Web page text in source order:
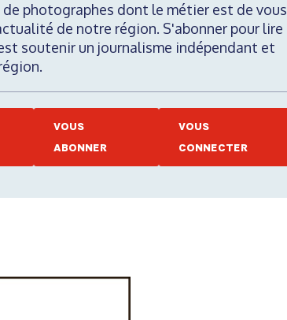
photographes dont le métier est de vous
de notre région. S'abonner pour lire
soutenir un journalisme indépendant et
VOUS
ABONNER
VOUS
CONNECTER